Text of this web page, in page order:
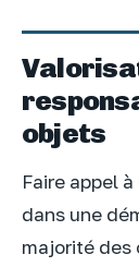
objets
Faire appel
dans une
majorité des